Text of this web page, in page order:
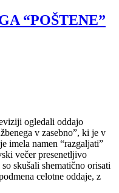
“POŠTENE”
ogledali oddajo
v zasebno”, ki je v
imela namen “razgaljati”
večer presenetljivo
skušali shematično orisati
celotne oddaje, z